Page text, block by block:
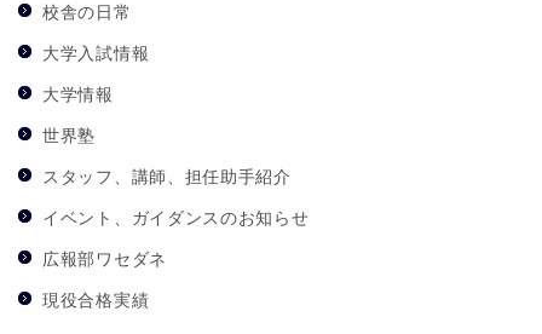
校舎の日常
大学入試情報
大学情報
世界塾
スタッフ、講師、担任助手紹介
イベント、ガイダンスのお知らせ
広報部ワセダネ
現役合格実績